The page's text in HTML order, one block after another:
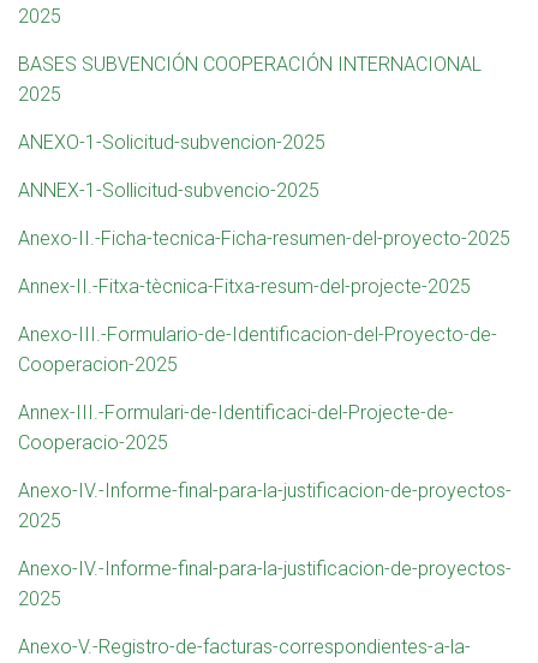
2025
BASES SUBVENCIÓN COOPERACIÓN INTERNACIONAL
2025
ANEXO-1-Solicitud-subvencion-2025
ANNEX-1-Sollicitud-subvencio-2025
Anexo-II.-Ficha-tecnica-Ficha-resumen-del-proyecto-2025
Annex-II.-Fitxa-tècnica-Fitxa-resum-del-projecte-2025
Anexo-III.-Formulario-de-Identificacion-del-Proyecto-de-
Cooperacion-2025
Annex-III.-Formulari-de-Identificaci-del-Projecte-de-
Cooperacio-2025
Anexo-IV.-Informe-final-para-la-justificacion-de-proyectos-
2025
Anexo-IV.-Informe-final-para-la-justificacion-de-proyectos-
2025
Anexo-V.-Registro-de-facturas-correspondientes-a-la-